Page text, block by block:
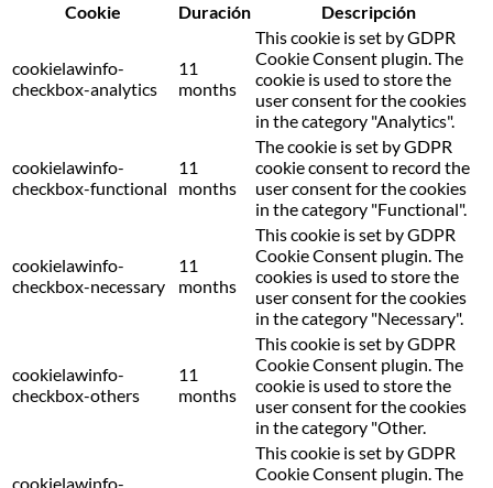
Cookie
Duración Descripción
cookielawinfo-
checkbox-analytics
11
months
This cookie is set by GDPR
Cookie Consent plugin. The
cookie is used to store the
user consent for the cookies
in the category "Analytics".
cookielawinfo-
checkbox-functional
11
months
The cookie is set by GDPR
cookie consent to record the
user consent for the cookies
in the category "Functional".
cookielawinfo-
checkbox-necessary
11
months
This cookie is set by GDPR
Cookie Consent plugin. The
cookies is used to store the
user consent for the cookies
in the category "Necessary".
cookielawinfo-
checkbox-others
11
months
This cookie is set by GDPR
Cookie Consent plugin. The
cookie is used to store the
user consent for the cookies
in the category "Other.
cookielawinfo-
This cookie is set by GDPR
Cookie Consent plugin. The